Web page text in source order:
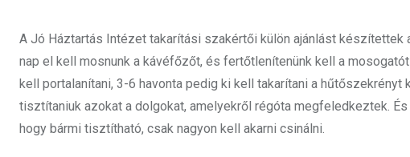
A Jó Háztartás Intézet takarítási szakértői külön ajánlást készítettek
nap el kell mosnunk a kávéfőzőt, és fertőtlenítenünk kell a
kell portalanítani, 3-6 havonta pedig ki kell takarítani a
tisztítaniuk azokat a dolgokat, amelyekről régóta megfeledkeztek.
hogy bármi tisztítható, csak nagyon kell akarni csinálni.